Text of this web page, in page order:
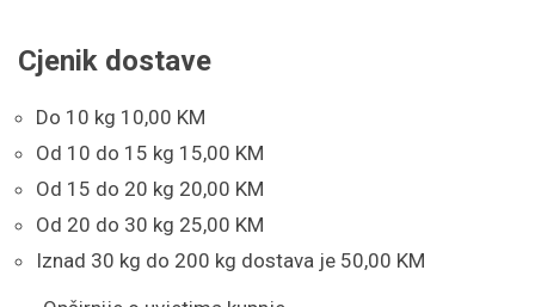
Cjenik dostave
Do 10 kg 10,00 KM
Od 10 do 15 kg 15,00 KM
Od 15 do 20 kg 20,00 KM
Od 20 do 30 kg 25,00 KM
Iznad 30 kg do 200 kg dostava je 50,00 KM